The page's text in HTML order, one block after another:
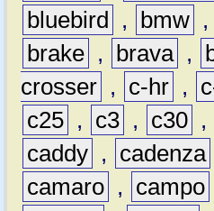
bluebird
, bmw ,
brake , brava ,
crosser , c-hr ,
c25 , c3 , c30 ,
caddy , cadenza
camaro , campo